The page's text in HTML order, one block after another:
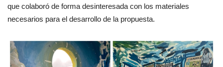
que colaboró de forma desinteresada con los materiales
necesarios para el desarrollo de la propuesta.